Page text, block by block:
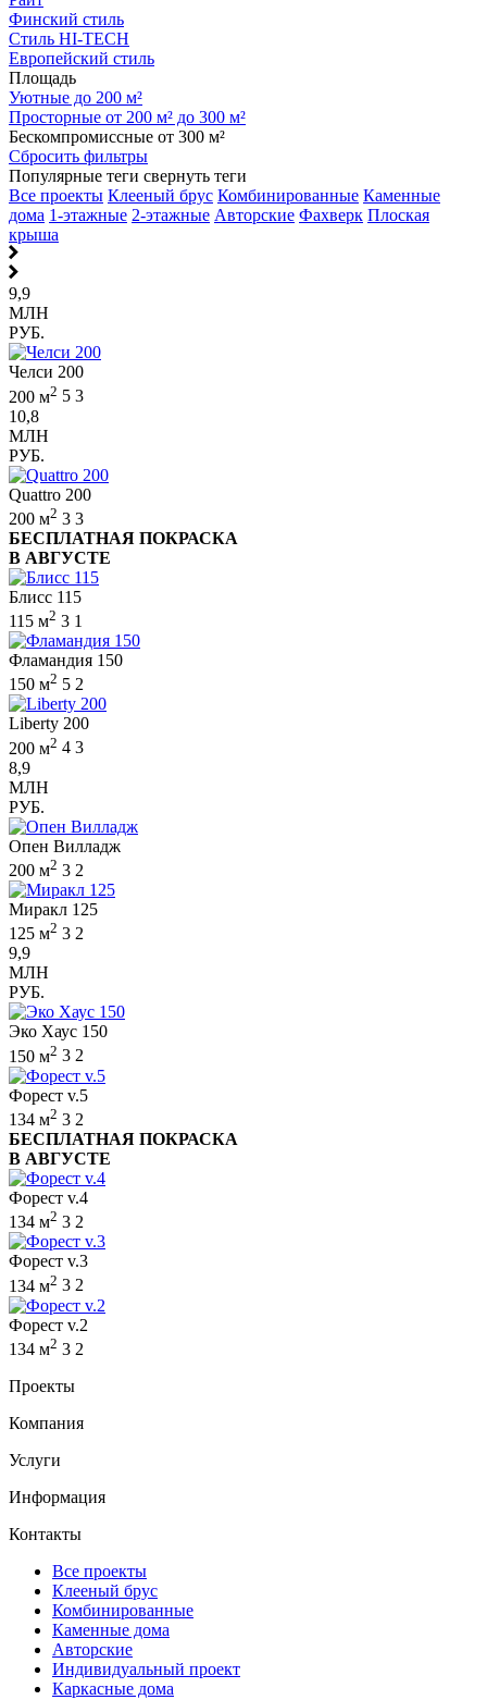
Финский стиль
Стиль HI-TECH
Европейский стиль
Площадь
Уютные до 200 м²
Просторные от 200 м² до 300 м²
Бескомпромиссные от 300 м²
Сбросить фильтры
Популярные теги свернуть теги
Все проекты Клееный брус Комбинированные Каменные
дома 1-этажные 2-этажные Авторские Фахверк Плоская
крыша
9,9
МЛН
РУБ.
Челси 200
200 м2 5 3
10,8
МЛН
РУБ.
Quattro 200
200 м2 3 3
БЕСПЛАТНАЯ ПОКРАСКА
В АВГУСТЕ
Блисс 115
115 м2 3 1
Фламандия 150
150 м2 5 2
Liberty 200
200 м2 4 3
8,9
МЛН
РУБ.
Опен Вилладж
200 м2 3 2
Миракл 125
125 м2 3 2
9,9
МЛН
РУБ.
Эко Хаус 150
150 м2 3 2
Форест v.5
134 м2 3 2
БЕСПЛАТНАЯ ПОКРАСКА
В АВГУСТЕ
Форест v.4
134 м2 3 2
Форест v.3
134 м2 3 2
Форест v.2
134 м2 3 2
Проекты
Компания
Услуги
Информация
Контакты
Все проекты
Клееный брус
Комбинированные
Каменные дома
Авторские
Индивидуальный проект
Каркасные дома